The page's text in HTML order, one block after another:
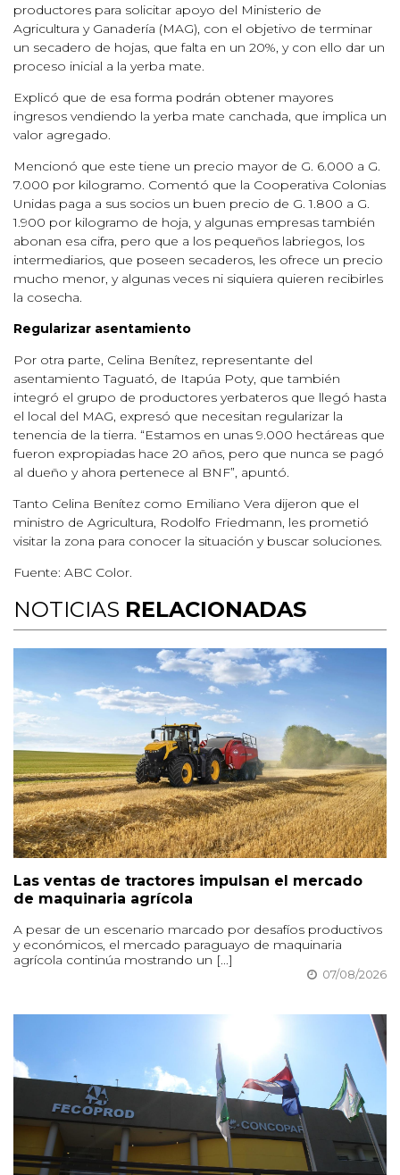
productores para solicitar apoyo del Ministerio de
Agricultura y Ganadería (MAG), con el objetivo de terminar
un secadero de hojas, que falta en un 20%, y con ello dar un
proceso inicial a la yerba mate.
Explicó que de esa forma podrán obtener mayores
ingresos vendiendo la yerba mate canchada, que implica un
valor agregado.
Mencionó que este tiene un precio mayor de G. 6.000 a G.
7.000 por kilogramo. Comentó que la Cooperativa Colonias
Unidas paga a sus socios un buen precio de G. 1.800 a G.
1.900 por kilogramo de hoja, y algunas empresas también
abonan esa cifra, pero que a los pequeños labriegos, los
intermediarios, que poseen secaderos, les ofrece un precio
mucho menor, y algunas veces ni siquiera quieren recibirles
la cosecha.
Regularizar asentamiento
Por otra parte, Celina Benítez, representante del
asentamiento Taguató, de Itapúa Poty, que también
integró el grupo de productores yerbateros que llegó hasta
el local del MAG, expresó que necesitan regularizar la
tenencia de la tierra. “Estamos en unas 9.000 hectáreas que
fueron expropiadas hace 20 años, pero que nunca se pagó
al dueño y ahora pertenece al BNF”, apuntó.
Tanto Celina Benítez como Emiliano Vera dijeron que el
ministro de Agricultura, Rodolfo Friedmann, les prometió
visitar la zona para conocer la situación y buscar soluciones.
Fuente: ABC Color.
NOTICIAS RELACIONADAS
Las ventas de tractores impulsan el mercado
de maquinaria agrícola
A pesar de un escenario marcado por desafíos productivos
y económicos, el mercado paraguayo de maquinaria
agrícola continúa mostrando un [...]
07/08/2026